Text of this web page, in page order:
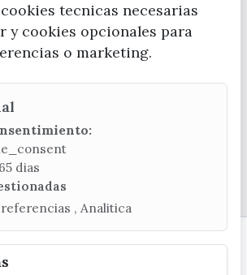
541 104
AYUNTAMIENTO DE VÉLEZ-MÁLAGA
tecnicas necesarias
y cookies opcionales para
o marketing.
dias
Necesarias , Preferencias , Analitica